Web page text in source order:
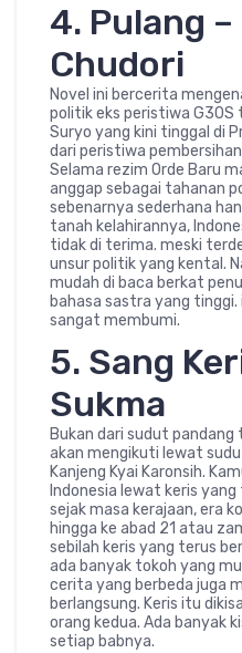
4. Pulang –
Chudori
Novel ini bercerita
politik eks peristiwa G30S
Suryo yang kini tinggal di
dari peristiwa
Selama rezim Orde Baru
anggap sebagai tahanan
sebenarnya sederhana
tanah kelahirannya,
tidak di terima. meski
unsur politik yang kental.
mudah di baca berkat
bahasa sastra yang
sangat membumi.
5. Sang
Sukma
Bukan dari sudut pandang
akan mengikuti lewat
Kanjeng Kyai Karonsih.
Indonesia lewat keris
sejak masa kerajaan, era
hingga ke abad 21 atau
sebilah keris yang terus
ada banyak tokoh yang
cerita yang berbeda juga
berlangsung. Keris itu
orang kedua. Ada banyak
setiap babnya.